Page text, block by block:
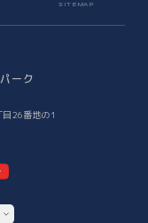
SITEMAP
ーク
26番地の1